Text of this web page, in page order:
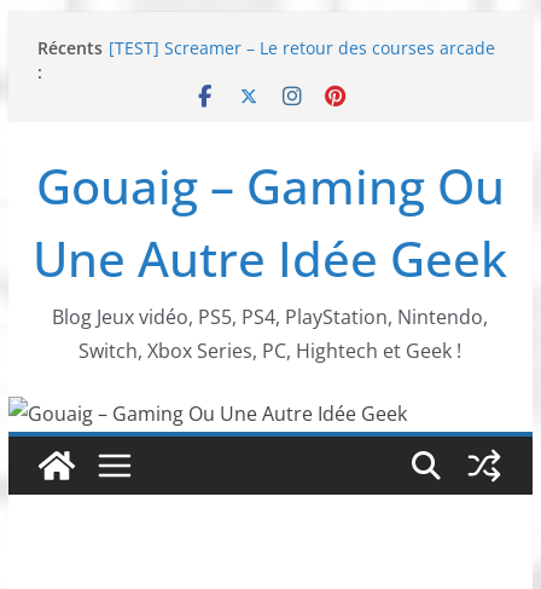
Récents
:
[TEST] Screamer – Le retour des courses arcade
SWITCH 2 : Nouveaux accessoires Turtle Beach X
SNK NEOGEO AES+ : un succès dingue !
NEOGEO AES+ : La légende de l’arcade est de
Gouaig – Gaming Ou
Une Autre Idée Geek
Blog Jeux vidéo, PS5, PS4, PlayStation, Nintendo,
Switch, Xbox Series, PC, Hightech et Geek !